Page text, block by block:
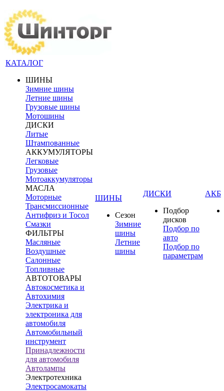
КАТАЛОГ
ШИНЫ
Зимние шины
Летние шины
Грузовые шины
Мотошины
ДИСКИ
Литые
Штампованные
АККУМУЛЯТОРЫ
Легковые
Грузовые
Мотоаккумуляторы
МАСЛА
Моторные
Трансмиссионные
Антифриз и Тосол
Смазки
ФИЛЬТРЫ
Масляные
Воздушные
Салонные
Топливные
АВТОТОВАРЫ
Автокосметика и
Автохимия
Электрика и
электроника для
автомобиля
Автомобильный
инструмент
Принадлежности
для автомобиля
Автолампы
Электротехника
Электросамокаты
ШИНЫ
Сезон
Зимние
шины
Летние
шины
ДИСКИ
Подбор
дисков
Подбор по
авто
Подбор по
параметрам
АКБ